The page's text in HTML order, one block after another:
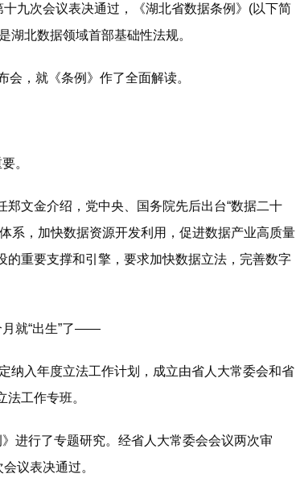
次会议表决通过，《湖北省数据条例》(以下简
湖北数据领域首部基础性法规。
，就《条例》作了全面解读。
。
文金介绍，党中央、国务院先后出台“数据二十
系，加快数据资源开发利用，促进数据产业高质量
的重要支撑和引擎，要求加快数据立法，完善数字
就“出生”了――
入年度立法工作计划，成立由省人大常委会和省
工作专班。
行了专题研究。经省人大常委会会议两次审
议表决通过。